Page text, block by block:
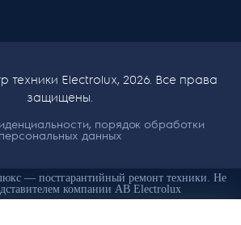
техники Electrolux, 2026. Все права
защищены.
порядок обработки
персональных данных
— постгарантийный ремонт техники. Не
компании AB Electrolux